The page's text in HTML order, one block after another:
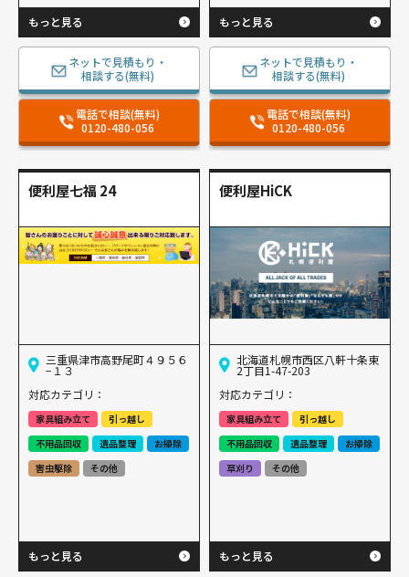
もっと見る
ネットで見積もり・
相談する(無料)
電話で相談(無料)
0120-480-056
もっと見る
ネットで見積もり・
相談する(無料)
電話で相談(無料)
0120-480-056
便利屋七福 24
三重県津市高野尾町４９５６
−１３
対応カテゴリ：
家具組み立て
引っ越し
不用品回収
遺品整理
お掃除
害虫駆除
その他
もっと見る
便利屋HiCK
北海道札幌市西区八軒十条東
2丁目1-47-203
対応カテゴリ：
家具組み立て
引っ越し
不用品回収
遺品整理
お掃除
草刈り
その他
もっと見る